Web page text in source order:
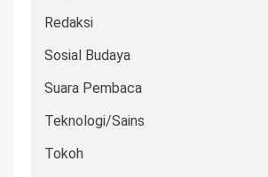
Redaksi
Sosial Budaya
Suara Pembaca
Teknologi/Sains
Tokoh